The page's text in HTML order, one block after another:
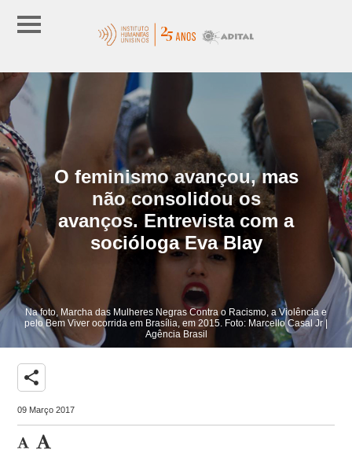
O feminismo avançou, mas
não consolidou os
avanços. Entrevista com a
socióloga Eva Blay
Na foto, Marcha das Mulheres Negras Contra o Racismo, a Violência e
pelo Bem Viver ocorrida em Brasília, em 2015. Foto: Marcello Casal Jr |
Agência Brasil
share
09 Março 2017